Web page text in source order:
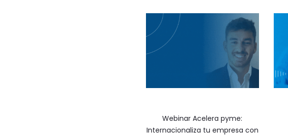
Webinar Acelera pyme:
Internacionaliza tu empresa con